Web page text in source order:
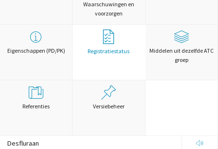
Waarschuwingen en
voorzorgen
Eigenschappen (PD/PK) Registratiestatus
Middelen uit dezelfde ATC
groep
Referenties Versiebeheer
Desfluraan